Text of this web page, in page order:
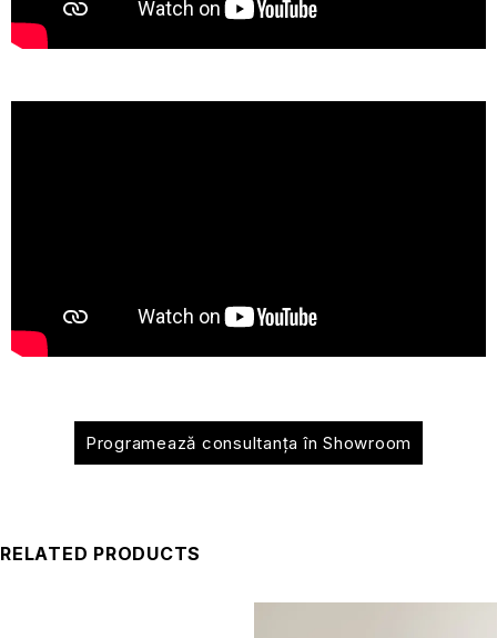
Programează consultanța în Showroom
RELATED PRODUCTS